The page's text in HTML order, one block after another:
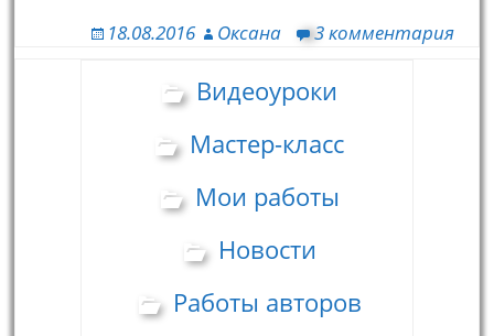
18.08.2016 Оксана 3 комментария
Видеоуроки
Мастер-класс
Мои работы
Новости
Работы авторов